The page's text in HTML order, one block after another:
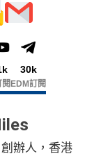
30k
EDM訂閱
辦人，香港